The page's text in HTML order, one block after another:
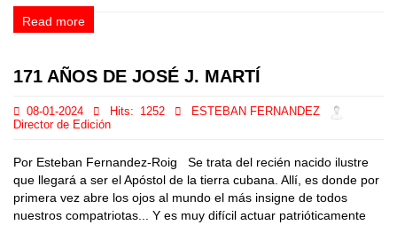
Read more
171 AÑOS DE JOSÉ J. MARTÍ
08-01-2024 Hits: 1252
ESTEBAN FERNANDEZ
Director de Edición
Por Esteban Fernandez-Roig Se trata del recién nacido ilustre
que llegará a ser el Apóstol de la tierra cubana. Allí, es donde por
primera vez abre los ojos al mundo el más insigne de todos
nuestros compatriotas... Y es muy difícil actuar patrióticamente